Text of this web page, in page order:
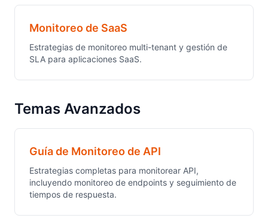
Monitoreo de SaaS
Estrategias de monitoreo multi-tenant y gestión de
SLA para aplicaciones SaaS.
Temas Avanzados
Guía de Monitoreo de API
Estrategias completas para monitorear API,
incluyendo monitoreo de endpoints y seguimiento de
tiempos de respuesta.